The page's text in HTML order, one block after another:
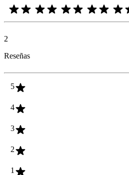
2
Reseñas
5
4
3
2
1